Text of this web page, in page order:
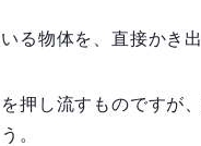
る物体を、直接かき
押し流すものですが
。